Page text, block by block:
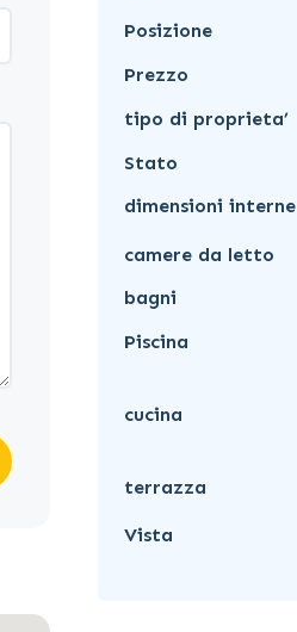
Posizione
Prezzo
tipo di proprieta’
Stato
dimensioni interne
camere da letto
bagni
Piscina
cucina
terrazza
Vista